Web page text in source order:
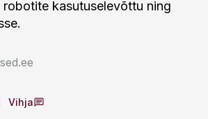
kasutuselevõttu ning
Vihja